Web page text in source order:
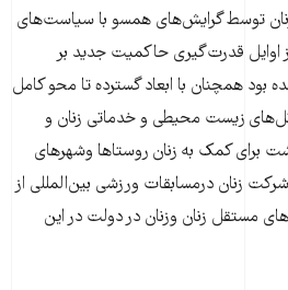
توسط گرایش‌های همسو با سیاست‌های
اوایل قدرت‌گیری حاکمیت جدید بر
بود همچنان با ابعاد گسترده‌ تا محو کامل
زیست محیطی و خدماتی زنان و
برای کمک به زنان روستاها وشهرهای
زنان درمسابقات ورزشی بین‌المللی از
مستقل زنان وزنان در دولت در این